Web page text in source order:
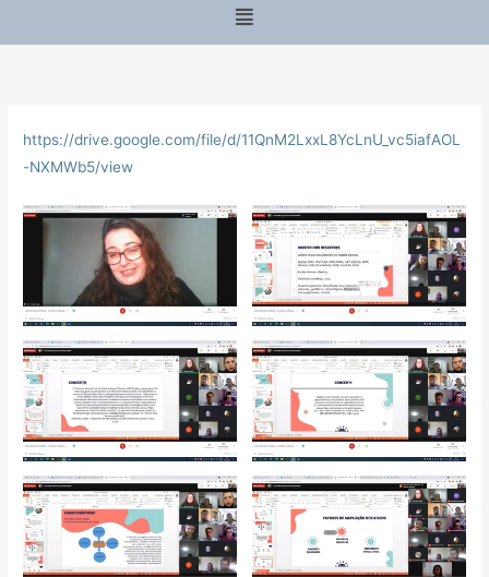
Menu
https://drive.google.com/file/d/11QnM2LxxL8YcLnU_vc5iafAOL
-NXMWb5/view